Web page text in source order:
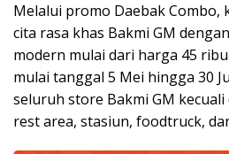
Melalui promo Daebak Combo,
cita rasa khas Bakmi GM
modern mulai dari harga 45
mulai tanggal 5 Mei hingga 30
seluruh store Bakmi GM
rest area, stasiun, foodtruck,